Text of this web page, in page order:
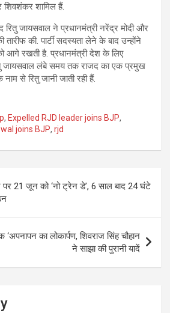
शिवशंकर शामिल हैं.
रितु जायसवाल ने प्रधानमंत्री नरेंद्र मोदी और
तारीफ की. पार्टी सदस्यता लेने के बाद उन्होंने
को आगे रखती है. प्रधानमंत्री देश के लिए
जायसवाल लंबे समय तक राजद का एक प्रमुख
नाम से रितु जानी जाती रही हैं.
, Expelled RJD leader joins BJP,
joins BJP, rjd
21 जून को ‘नो ट्रेन डे’, 6 साल बाद 24 घंटे
‘अपनापन का लोकार्पण, शिवराज सिंह चौहान
ने साझा की पुरानी यादें